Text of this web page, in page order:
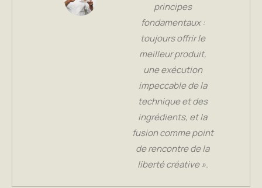
principes
fondamentaux :
toujours offrir le
meilleur produit,
une exécution
impeccable de la
technique et des
ingrédients, et la
fusion comme point
de rencontre de la
liberté créative ».